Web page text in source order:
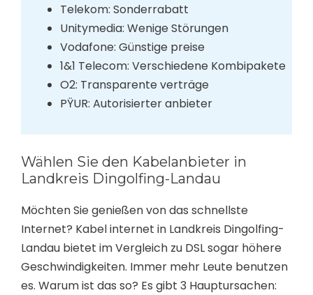
Telekom: Sonderrabatt
Unitymedia: Wenige Störungen
Vodafone: Günstige preise
1&1 Telecom: Verschiedene Kombipakete
O2: Transparente verträge
PŸUR: Autorisierter anbieter
Wählen Sie den Kabelanbieter in
Landkreis Dingolfing-Landau
Möchten Sie genießen von das schnellste
Internet? Kabel internet in Landkreis Dingolfing-
Landau bietet im Vergleich zu DSL sogar höhere
Geschwindigkeiten. Immer mehr Leute benutzen
es. Warum ist das so? Es gibt 3 Hauptursachen: